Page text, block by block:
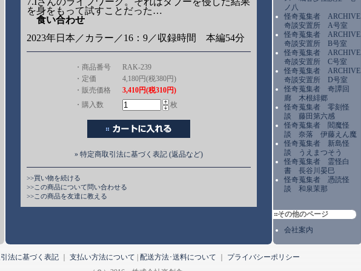
を身をもって試すことだった…
食い合わせ
2023年日本／カラー／16：9／収録時間 本編54分
・商品番号
RAK-239
・定価
4,180円(税380円)
・販売価格
3,410円(税310円)
・購入数
枚
» 特定商取引法に基づく表記 (返品など)
>>買い物を続ける
>>この商品について問い合わせる
>>この商品を友達に教える
ノ八
怪奇蒐集者 ARCHIVE
奇談安置所 A号室
怪奇蒐集者 ARCHIVE
奇談安置所 B号室
怪奇蒐集者 ARCHIVE
奇談安置所 C号室
怪奇蒐集者 ARCHIVE
奇談安置所 D号室
怪奇蒐集者 奇譚回
廊 木根緋郷
怪奇蒐集者 零刻怪
談 藤田第六感
怪奇蒐集者 閻魔怪
談 奈落 伊藤えん魔
怪奇蒐集者 新島怪
談 うえまつそう
怪奇蒐集者 霊怪白
書 長谷川晏巳
怪奇蒐集者 憑読怪
談 和泉茉那
その他のページ
会社案内
法に基づく表記 支払い方法について 配送方法･送料について
プライバシーポリシー